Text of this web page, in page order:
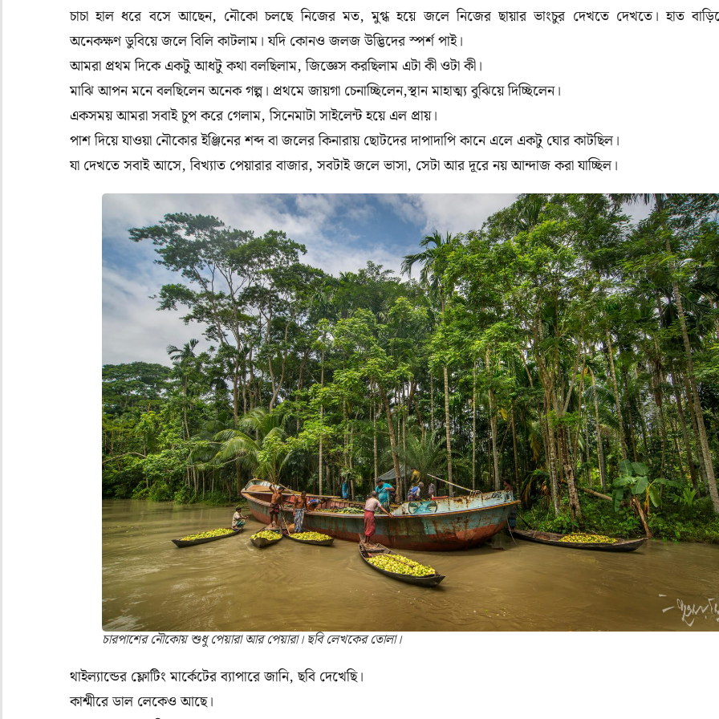
চাচা হাল ধরে বসে আছেন, নৌকো চলছে নিজের মত,মুগ্ধ হয়ে জলে নিজের ছায়ার ভাংচুর দেখতে দেখতে। হাত
অনেকক্ষণডুবিয়েজলেবিলি কাটলাম। যদি কোনওজলজউদ্ভিদেরস্পর্শপাই।
আমরাপ্রথমদিকে একটুআধটুকথাবলছিলাম,জিজ্ঞেসকরছিলাম এটাকীওটাকী।
মাঝিআপনমনেবলছিলেনঅনেকগল্প। প্রথমেজায়গা চেনাচ্ছিলেন,স্থানমাহাত্ম্যবুঝিয়েদিচ্ছিলেন।
একসময়আমরাসবাইচুপকরে গেলাম,সিনেমাটাসাইলেন্টহয়ে এলপ্রায়।
পাশদিয়েযাওয়া নৌকোরইঞ্জিনেরশব্দবাজলেরকিনারায় ছোটদেরদাপাদাপিকানে এলে একটু ঘোরকাটছিল।
যা দেখতেসবাইআসে,বিখ্যাত পেয়ারারবাজার,সবটাইজলে ভাসা, সেটাআরদূরেনয়আন্দাজকরাযাচ্ছিল।
চারপাশের নৌকোয় শুধু পেয়ারা আর পেয়ারা। ছবি লেখকের তোলা।
থাইল্যান্ডের ফ্লোটিংমার্কেটেরব্যাপারেজানি,ছবি দেখেছি।
কাশ্মীরেডাল লেকেওআছে।